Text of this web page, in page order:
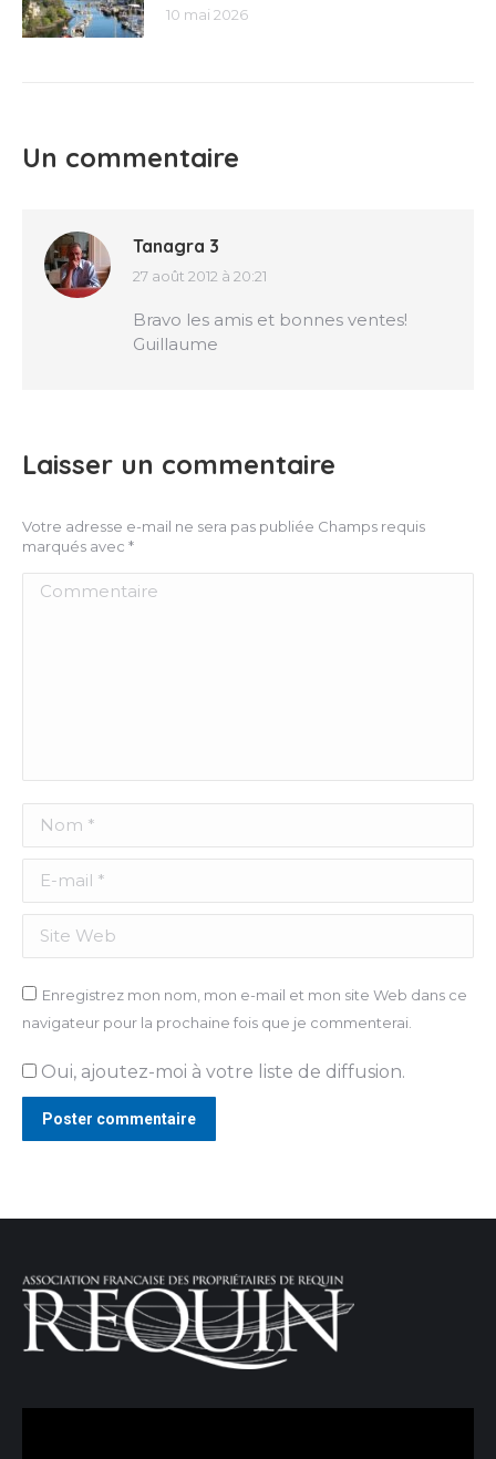
10 mai 2026
Un commentaire
Tanagra 3
dit
27 août 2012 à 20:21
Bravo les amis et bonnes ventes!
Guillaume
Laisser un commentaire
Votre adresse e-mail ne sera pas publiée Champs requis
marqués avec *
Commentaire
Nom *
E-mail *
Site Web
Enregistrez mon nom, mon e-mail et mon site Web dans ce
navigateur pour la prochaine fois que je commenterai.
Oui, ajoutez-moi à votre liste de diffusion.
Poster commentaire